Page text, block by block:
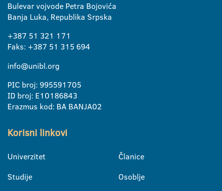
Bulevar vojvode Petra Bojovića
Banja Luka, Republika Srpska
+387 51 321 171
Faks: +387 51 315 694
info@unibl.org
PIC broj: 995591705
ID broj: E10186843
Erazmus kod: BA BANJA02
Korisni linkovi
Univerzitet
Studije
Članice
Osoblje